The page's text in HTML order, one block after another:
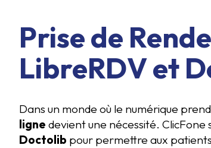
Prise de
LibreRDV et
Dans un monde où le numérique
ligne devient une nécessité. ClicFone
Doctolib pour permettre aux